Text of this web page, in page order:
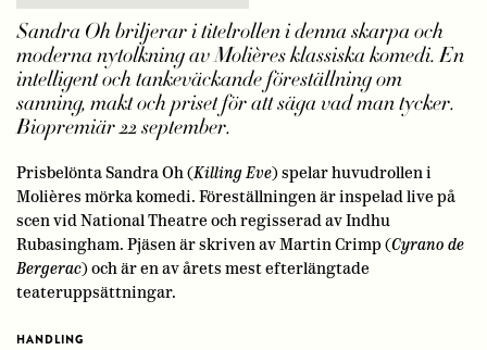
Sandra Oh briljerar i titelrollen i denna skarpa och
moderna nytolkning av Molières klassiska komedi. En
intelligent och tankeväckande föreställning om
sanning, makt och priset för att säga vad man tycker.
Biopremiär 22 september.
Prisbelönta Sandra Oh (Killing Eve) spelar huvudrollen i
Molières mörka komedi. Föreställningen är inspelad live på
scen vid National Theatre och regisserad av Indhu
Rubasingham. Pjäsen är skriven av Martin Crimp (Cyrano de
Bergerac) och är en av årets mest efterlängtade
teateruppsättningar.
HANDLING